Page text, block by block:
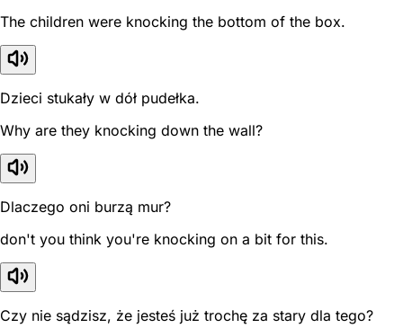
The children were knocking the bottom of the box.
Dzieci stukały w dół pudełka.
Why are they knocking down the wall?
Dlaczego oni burzą mur?
don't you think you're knocking on a bit for this.
Czy nie sądzisz, że jesteś już trochę za stary dla tego?